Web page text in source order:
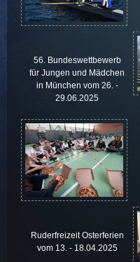
56. Bundeswettbewerb
für Jungen und Mädchen
in München vom 26. -
29.06.2025
Ruderfreizeit Osterferien
vom 13. - 18.04.2025